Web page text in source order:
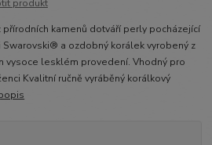
produkt
kamenů dotváří perly pocházející
a ozdobný korálek vyrobený z
vysoce lesklém provedení. Vhodný pro
Kvalitní ručně vyráběný korálkový